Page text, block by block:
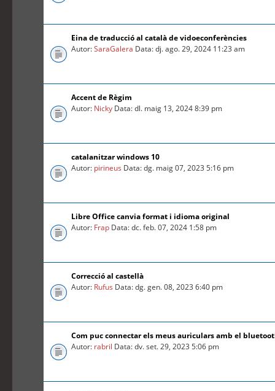
Eina de traducció al català de vidoeconferències
Autor:SaraGalera Data: dj. ago. 29, 2024 11:23 am
Accent de Règim
Autor: Nicky Data: dl. maig 13, 2024 8:39 pm
catalanitzar windows 10
Autor: pirineus Data: dg. maig 07, 2023 5:16 pm
Libre Office canvia format i idioma original
Autor: Frap Data: dc. feb. 07, 2024 1:58 pm
Correcció al castellà
Autor: Rufus Data: dg. gen. 08, 2023 6:40 pm
Com puc connectar els meus auriculars amb el
Autor: rabril Data: dv. set. 29, 2023 5:06 pm